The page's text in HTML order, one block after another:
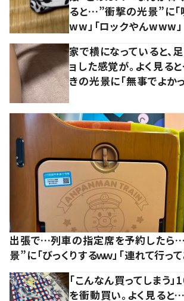
ると…”衝撃の光景”に「
ww」「ロックやんwww」
家で横になっていると、
ョした感覚が。よく見ると
きの光景に「無事でよかっ
出張で…列車の指定席を予約した
景”に「びっくりするｗｗ」「連れて行っ
「こんなん買ってしまう
を衝動買い。よく見る